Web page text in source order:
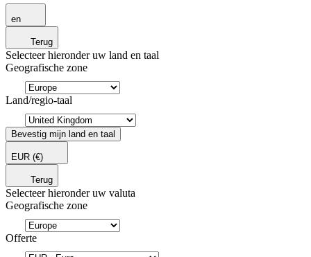
en
Terug
Selecteer hieronder uw land en taal
Geografische zone
Land/regio-taal
Bevestig mijn land en taal
EUR (€)
Terug
Selecteer hieronder uw valuta
Geografische zone
Offerte